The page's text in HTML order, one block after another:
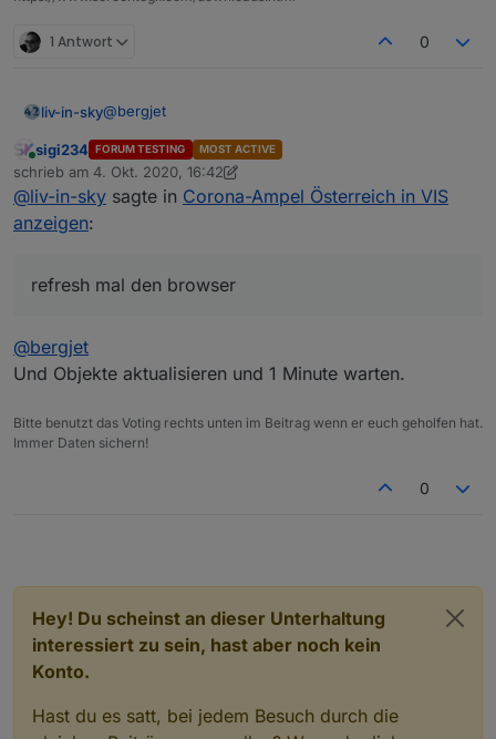
1 Antwort 0
liv-in-sky@bergjet
bei mir nicht
Online
sigi234 FORUM TESTING MOST ACTIVE
schrieb am 4. Okt. 2020, 16:42
zuletzt editiert von sigi23410. Apr. 2020, 18:42
@liv-in-sky sagte in Corona-Ampel Österreich in VIS
anzeigen:
refresh mal den browser
@bergjet
Und Objekte aktualisieren und 1 Minute warten.
Bitte benutzt das Voting rechts unten im Beitrag wenn er euch geholfen hat.
Immer Daten sichern!
0
Hey! Du scheinst an dieser Unterhaltung
interessiert zu sein, hast aber noch kein
Konto.
Hast du es satt, bei jedem Besuch durch die